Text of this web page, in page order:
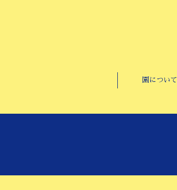
園について